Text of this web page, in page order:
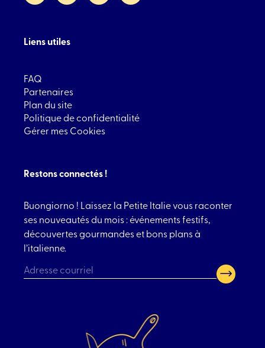
Liens utiles
FAQ
Partenaires
Plan du site
Politique de confidentialité
Gérer mes Cookies
Restons connectés !
Buongiorno ! Laissez la Petite Italie vous raconter
ses nouveautés du mois : événements festifs,
découvertes gourmandes et bons plans à
l’italienne.